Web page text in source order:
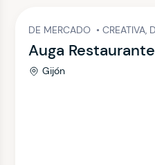
DE MERCADO • CREATIVA,
Auga Restaurante
Gijón